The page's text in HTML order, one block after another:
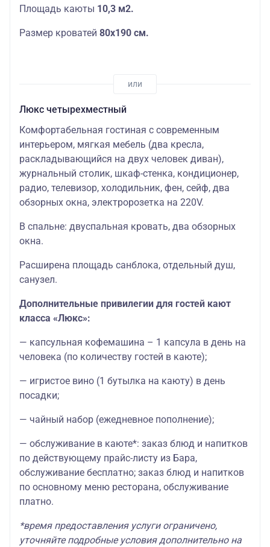
Площадь каюты 10,3 м2.
Размер кроватей 80х190 см.
Люкс четырехместный
Комфортабельная гостиная с современным
интерьером, мягкая мебель (два кресла,
раскладывающийся на двух человек диван),
журнальный столик, шкаф-стенка, кондиционер,
радио, телевизор, холодильник, фен, сейф, два
обзорных окна, электророзетка на 220V.
В спальне: двуспальная кровать, два обзорных
окна.
Расширена площадь санблока, отдельный душ,
санузел.
Дополнительные привилегии для гостей кают
класса «Люкс»:
— капсульная кофемашина – 1 капсула в день на
человека (по количеству гостей в каюте);
— игристое вино (1 бутылка на каюту) в день
посадки;
— чайный набор (ежедневное пополнение);
— обслуживание в каюте*: заказ блюд и напитков
по действующему прайс-листу из Бара,
обслуживание бесплатно; заказ блюд и напитков
по основному меню ресторана, обслуживание
платно.
*время предоставления услуги ограничено,
уточняйте подробные условия дополнительно на